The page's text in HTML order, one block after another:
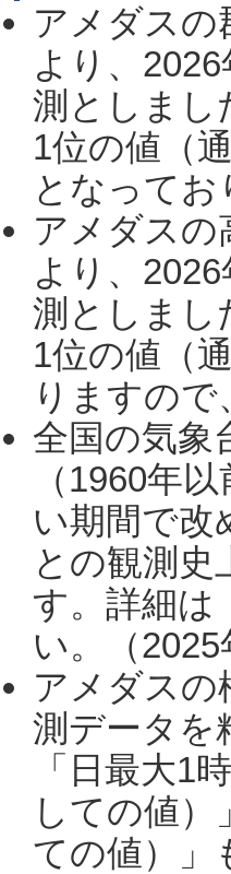
アメダスの
より、
測としまし
1位の値（
となってお
アメダスの
より、
測としまし
1位の値（
りますの
全国の気象
（1960年
い期間で改
との観測史
す。詳細は
い。（2025
アメダスの
測データを
「日最大1
しての値
ての値）」